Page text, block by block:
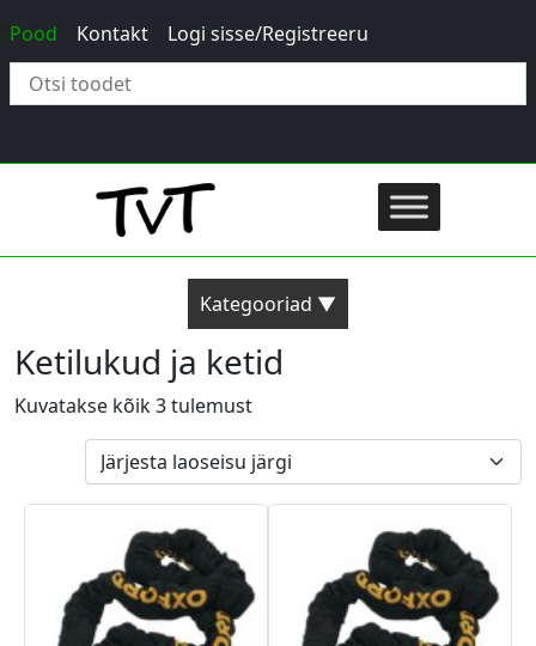
Pood Kontakt Logi sisse/Registreeru
Kategooriad ▼
Ketilukud ja ketid
Kuvatakse kõik 3 tulemust